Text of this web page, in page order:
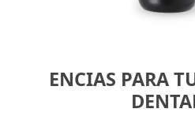
ENCIAS PARA